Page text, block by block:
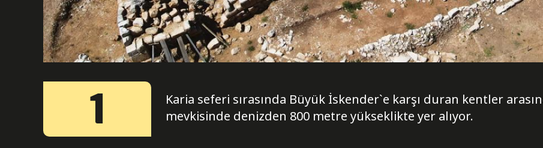
1
Karia seferi sırasında Büyük İskender`e karşı duran kentler
mevkisinde denizden 800 metre yükseklikte yer alıyor.